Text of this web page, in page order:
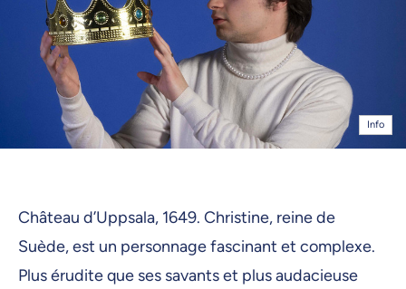
Info
Château d’Uppsala, 1649. Christine, reine de
Suède, est un personnage fascinant et complexe.
Plus érudite que ses savants et plus audacieuse